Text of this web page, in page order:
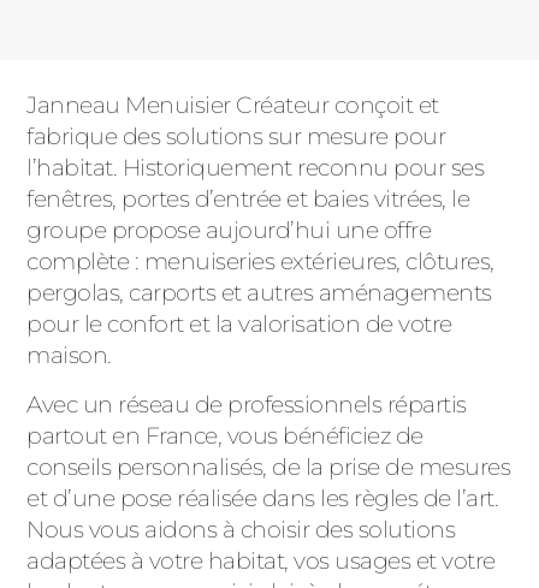
Janneau Menuisier Créateur conçoit et
fabrique des solutions sur mesure pour
l’habitat. Historiquement reconnu pour ses
fenêtres, portes d’entrée et baies vitrées, le
groupe propose aujourd’hui une offre
complète : menuiseries extérieures, clôtures,
pergolas, carports et autres aménagements
pour le confort et la valorisation de votre
maison.
Avec un réseau de professionnels répartis
partout en France, vous bénéficiez de
conseils personnalisés, de la prise de mesures
et d’une pose réalisée dans les règles de l’art.
Nous vous aidons à choisir des solutions
adaptées à votre habitat, vos usages et votre